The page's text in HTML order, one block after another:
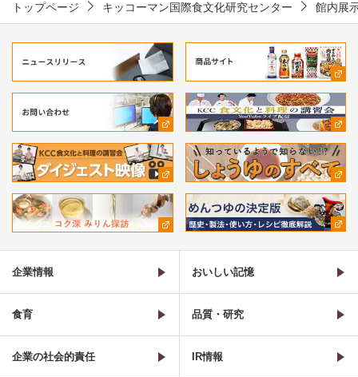
トップページ キッコーマン国際食文化研究センター 館内展
企業情報 おいしい記憶
食育 品質・研究
企業の社会的責任 IR情報